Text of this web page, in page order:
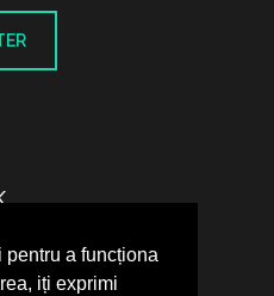
a funcționa
iți exprimi